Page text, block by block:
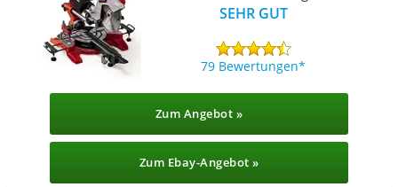
SEHR GUT
79 Bewertungen
Zum Angebot »
Zum Ebay-Angebot »